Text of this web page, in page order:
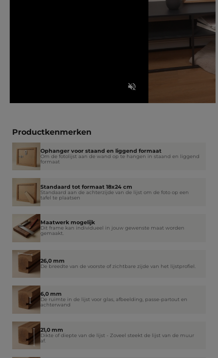
Productkenmerken
Ophanger voor staand en liggend formaat
Om de fotolijst aan de wand op te hangen in staand en liggend
formaat
Standaard tot formaat 18x24 cm
Standaard aan de achterzijde van de lijst om de foto op een
tafel te plaatsen
Maatwerk mogelijk
Dit frame kan individueel in jouw gewenste maat worden
gemaakt.
26,0 mm
De breedte van de voorste of zichtbare zijde van het lijstprofiel.
6,0 mm
De ruimte in de lijst voor glas, afbeelding, passe-partout en
achterwand
21,0 mm
Dikte of diepte van de lijst - Zoveel steekt de lijst van de muur
af.